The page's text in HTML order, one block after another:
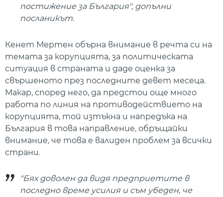
постижение за България", допълни
посланикът.
Кенет Мертен обърна внимание в речта си на
темата за корупцията, за политическата
ситуация в страната и даде оценка за
свършеното през последните девет месеца.
Макар, според него, да предстои още много
работа по линия на противодействието на
корупцията, той изтъкна и напредъка на
България в това направление, обръщайки
внимание, че това е валиден проблем за всички
страни.
"Бях доволен да видя предприетите в
последно време усилия и съм убеден, че